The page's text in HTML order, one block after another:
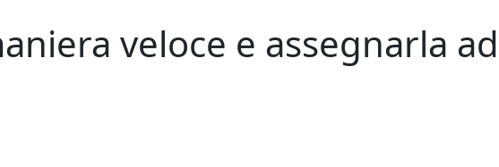
veloce e assegnarla ad